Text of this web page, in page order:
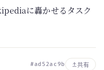
に轟かせるタスク
#ad52ac9b 共有